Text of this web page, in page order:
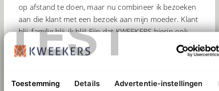
TEST
Toestemming Details Advertentie-instellingen
op afstand te doen, maar nu combineer ik bezoeken
aan die klant met een bezoek aan mijn moeder. Klant
blij, familie blij, ik blij! Fijn dat KWEEKERS hierin ook
meedenkt en dat ik dus het project van deze klant
mag doen.”